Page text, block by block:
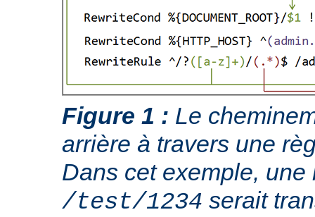
Figure 1 : Le
arrière à travers une
Dans cet exemple, une
/test/1234 serait